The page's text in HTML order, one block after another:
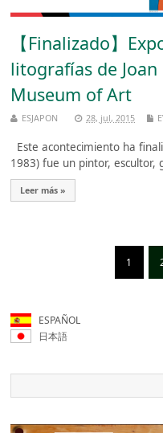
【Finalizado】
litografías de
Museum of Art
ESJAPON 28, jul, 2015
Este acontecimiento ha
1983) fue un pintor, escultor,
Leer más »
1
ESPAÑOL
日本語